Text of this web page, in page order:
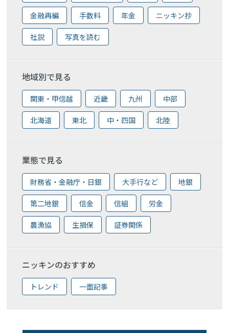
金融再編 手数料 年金 ニッキン抄
社説 写真を読む
地域別で見る
関東・甲信越 近畿 九州 中部
北海道 東北 中・四国 北陸
業態で見る
財務省・金融庁・日銀 大手行など 地銀
第二地銀 信金 信組 労金
農漁協 生損保 証券関係
ニッキンのおすすめ
トレンド 一面記事